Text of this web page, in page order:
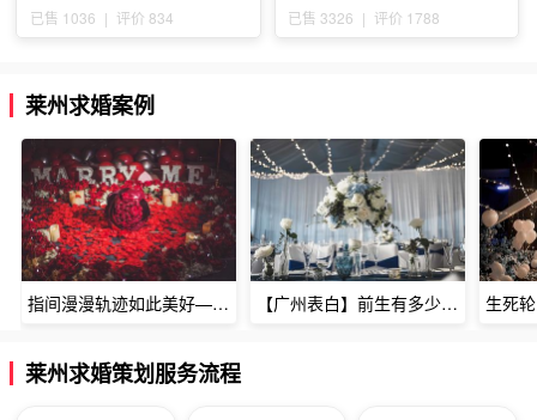
已售 1036 | 评价 834 已售 3326 | 评价 1788
莱州求婚案例
指间漫漫轨迹如此美好——深圳烈焰玫瑰生日惊喜 【广州表白】前生有多少未尽的缘7张
莱州求婚策划服务流程